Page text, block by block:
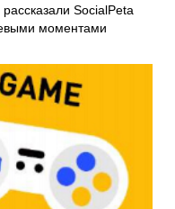
SocialPeta
моментами